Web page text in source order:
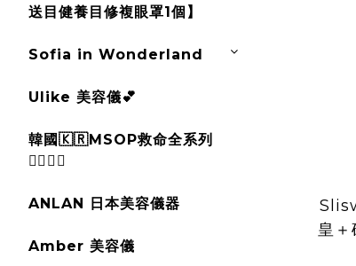
送目健養目修複眼罩1個】
Sofia in Wonderland
Ulike 美容儀💕
韓國🇰🇷MSOP救命全系列
🧚‍♂️✨✨
ANLAN 日本美容儀器
Amber 美容儀
皇
＋